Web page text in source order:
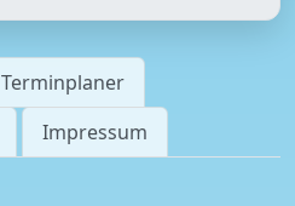
Terminplaner
Impressum